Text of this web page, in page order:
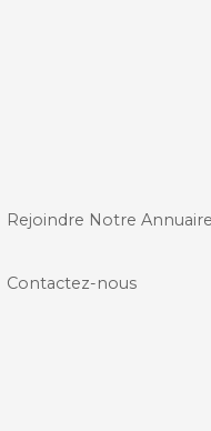
Rejoindre Notre
Contactez-nous